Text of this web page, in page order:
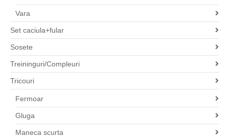
Vara
Set caciula+fular
Sosete
Treininguri/Compleuri
Tricouri
Fermoar
Gluga
Maneca scurta